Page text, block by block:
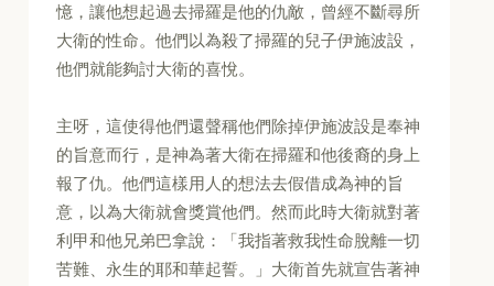
憶，讓他想起過去掃羅是他的仇敵，曾經不斷尋所
大衛的性命。他們以為殺了掃羅的兒子伊施波設，
他們就能夠討大衛的喜悅。
主呀，這使得他們還聲稱他們除掉伊施波設是奉神
的旨意而行，是神為著大衛在掃羅和他後裔的身上
報了仇。他們這樣用人的想法去假借成為神的旨
意，以為大衛就會獎賞他們。然而此時大衛就對著
利甲和他兄弟巴拿說：「我指著救我性命脫離一切
苦難、永生的耶和華起誓。」大衛首先就宣告著神